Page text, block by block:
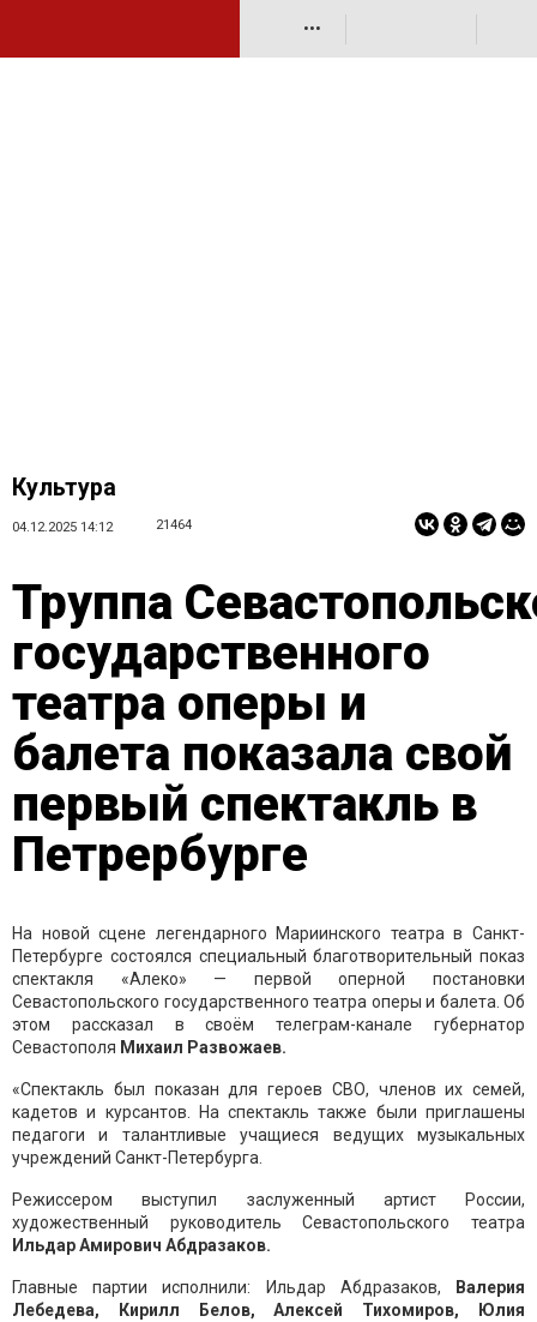
•••
Культура
04.12.2025 14:12 21464
Труппа
государственного
театра оперы и
балета показала свой
первый спектакль в
Петрербурге
На новой сцене легендарного Мариинского театра в Санкт-
Петербурге состоялся специальный благотворительный показ
спектакля «Алеко» — первой оперной постановки
Севастопольского государственного театра оперы и балета. Об
этом рассказал в своём телеграм-канале губернатор
Севастополя Михаил Развожаев.
«Спектакль был показан для героев СВО, членов их семей,
кадетов и курсантов. На спектакль также были приглашены
педагоги и талантливые учащиеся ведущих музыкальных
учреждений Санкт-Петербурга.
Режиссером выступил заслуженный артист России,
художественный руководитель Севастопольского театра
Ильдар Амирович Абдразаков.
Главные партии исполнили: Ильдар Абдразаков, Валерия
Лебедева, Кирилл Белов, Алексей Тихомиров, Юлия